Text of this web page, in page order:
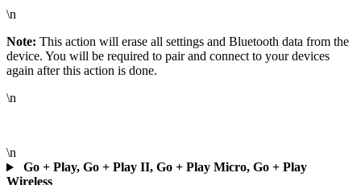
\n
Note: This action will erase all settings and Bluetooth data from the
device. You will be required to pair and connect to your devices
again after this action is done.
\n
\n
Go + Play, Go + Play II, Go + Play Micro, Go + Play
Wireless